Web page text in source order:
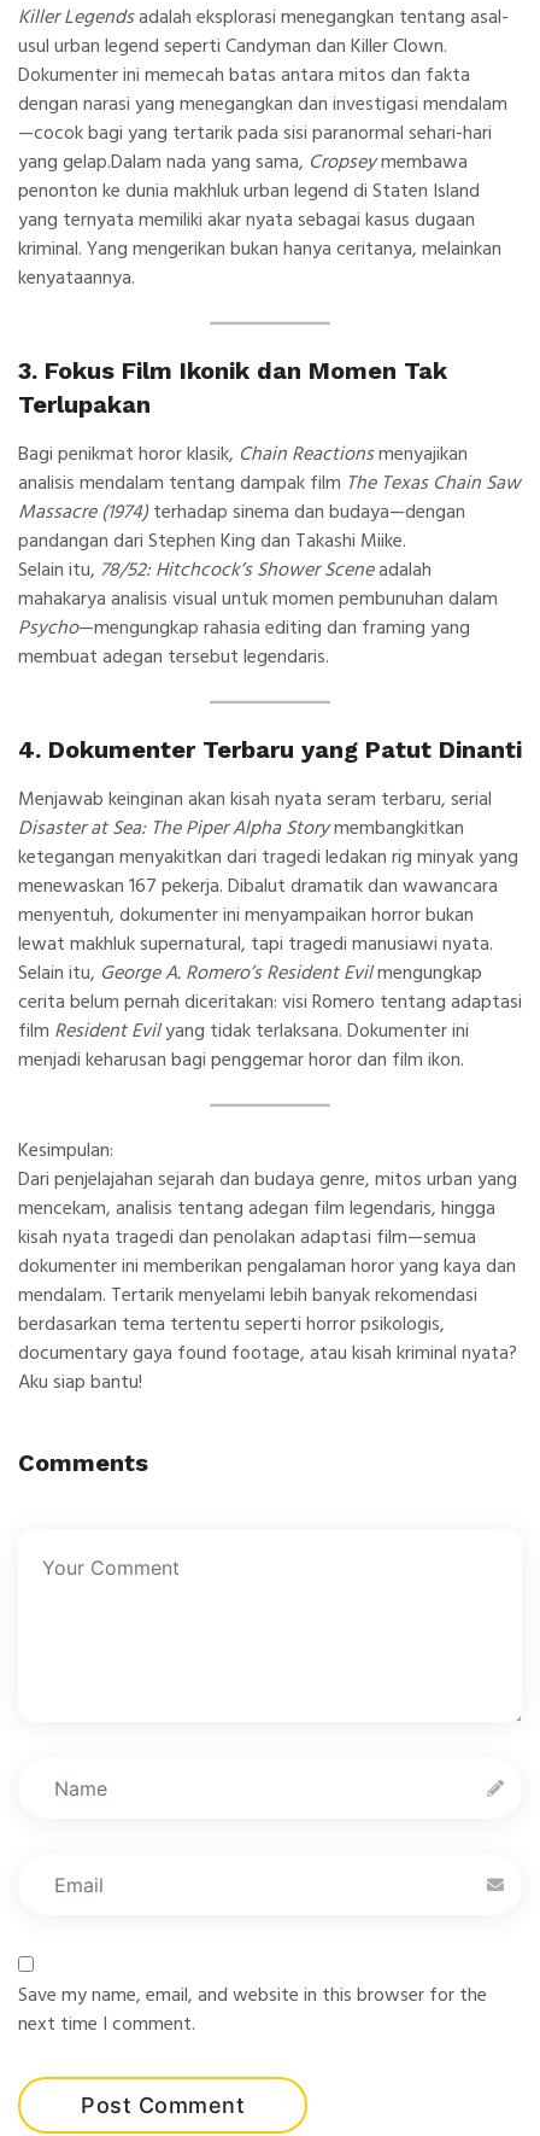
Killer Legendsadalah eksplorasi menegangkan tentang asal-
usul urban legend seperti Candyman dan Killer Clown.
Dokumenter ini memecah batas antara mitos dan fakta
dengan narasi yang menegangkan dan investigasi mendalam
—cocok bagi yang tertarik pada sisi paranormal sehari-hari
yang gelap.Dalam nada yang sama, Cropseymembawa
penonton ke dunia makhluk urban legend di Staten Island
yang ternyata memiliki akar nyata sebagai kasus dugaan
kriminal. Yang mengerikan bukan hanya ceritanya, melainkan
kenyataannya.
3. Fokus Film Ikonik dan Momen Tak
Terlupakan
Bagi penikmat horor klasik, Chain Reactionsmenyajikan
analisis mendalam tentang dampak film The Texas Chain Saw
Massacre (1974)terhadap sinema dan budaya—dengan
pandangan dari Stephen King dan Takashi Miike.
Selain itu, 78/52: Hitchcock’s Shower Sceneadalah
mahakarya analisis visual untuk momen pembunuhan dalam
Psycho—mengungkap rahasia editing dan framing yang
membuat adegan tersebut legendaris.
4. Dokumenter Terbaru yang Patut Dinanti
Menjawab keinginan akan kisah nyata seram terbaru, serial
Disaster at Sea: The Piper Alpha Storymembangkitkan
ketegangan menyakitkan dari tragedi ledakan rig minyak yang
menewaskan 167 pekerja. Dibalut dramatik dan wawancara
menyentuh, dokumenter ini menyampaikan horror bukan
lewat makhluk supernatural, tapi tragedi manusiawi nyata.
Selain itu, George A. Romero’s Resident Evilmengungkap
cerita belum pernah diceritakan: visi Romero tentang adaptasi
film Resident Evilyang tidak terlaksana. Dokumenter ini
menjadi keharusan bagi penggemar horor dan film ikon.
Kesimpulan:
Dari penjelajahan sejarah dan budaya genre, mitos urban yang
mencekam, analisis tentang adegan film legendaris, hingga
kisah nyata tragedi dan penolakan adaptasi film—semua
dokumenter ini memberikan pengalaman horor yang kaya dan
mendalam. Tertarik menyelami lebih banyak rekomendasi
berdasarkan tema tertentu seperti horror psikologis,
documentary gaya found footage, atau kisah kriminal nyata?
Aku siap bantu!
Comments
Save my name, email, and website in this browser for the
next time I comment.